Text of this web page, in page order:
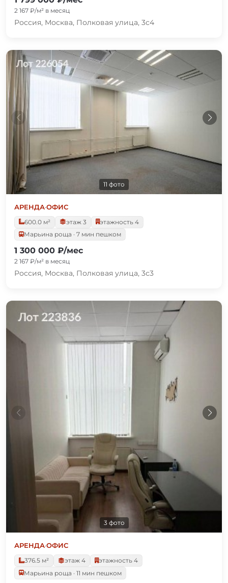
2 167 ₽/м² в месяц
Россия, Москва, Полковая улица, 3с4
11 фото
АРЕНДА·ОФИС
600.0 м²
этаж 3
этажность 4
Марьина роща · 7 мин пешком
1 300 000 ₽/мес
2 167 ₽/м² в месяц
Россия, Москва, Полковая улица, 3с3
3 фото
АРЕНДА·ОФИС
376.5 м²
этаж 4
этажность 4
Марьина роща · 11 мин пешком